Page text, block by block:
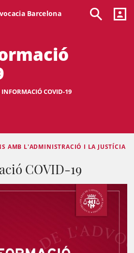
Barcelona
INFORMACIÓ COVID-19
AMB L'ADMINISTRACIÓ I LA JUSTÍCIA
COVID-19